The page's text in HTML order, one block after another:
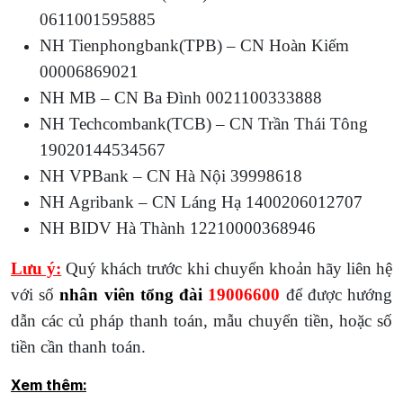
0611001595885
NH Tienphongbank(TPB) – CN Hoàn Kiếm
00006869021
NH MB – CN Ba Đình 0021100333888
NH Techcombank(TCB) – CN Trần Thái Tông
19020144534567
NH VPBank – CN Hà Nội 39998618
NH Agribank – CN Láng Hạ 1400206012707
NH BIDV Hà Thành 12210000368946
Lưu ý: Quý khách trước khi chuyển khoản hãy liên hệ
với sốnhân viên tổng đài 19006600 để được hướng
dẫn các củ pháp thanh toán, mẫu chuyển tiền, hoặc số
tiền cần thanh toán.
Xem thêm: